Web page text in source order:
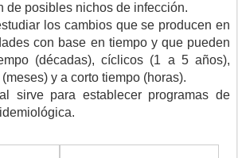
de posibles nichos de infección.
los cambios que se producen en
con base en tiempo y que pueden
(décadas), cíclicos (1 a 5 años),
y a corto tiempo (horas).
sirve para establecer programas de